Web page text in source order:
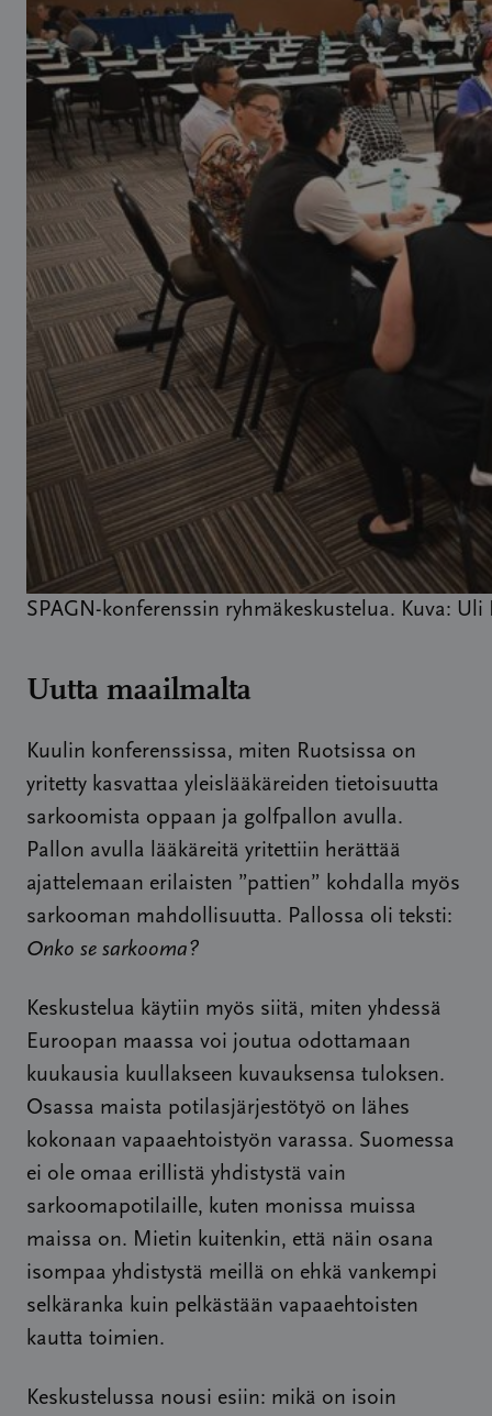
SPAGN-konferenssin ryhmäkeskustelua. Kuva: Uli
Uutta maailmalta
Kuulin konferenssissa, miten Ruotsissa on
yritetty kasvattaa yleislääkäreiden tietoisuutta
sarkoomista oppaan ja golfpallon avulla.
Pallon avulla lääkäreitä yritettiin herättää
ajattelemaan erilaisten ”pattien” kohdalla myös
sarkooman mahdollisuutta. Pallossa oli teksti:
Onko se sarkooma?
Keskustelua käytiin myös siitä, miten yhdessä
Euroopan maassa voi joutua odottamaan
kuukausia kuullakseen kuvauksensa tuloksen.
Osassa maista potilasjärjestötyö on lähes
kokonaan vapaaehtoistyön varassa. Suomessa
ei ole omaa erillistä yhdistystä vain
sarkoomapotilaille, kuten monissa muissa
maissa on. Mietin kuitenkin, että näin osana
isompaa yhdistystä meillä on ehkä vankempi
selkäranka kuin pelkästään vapaaehtoisten
kautta toimien.
Keskustelussa nousi esiin: mikä on isoin